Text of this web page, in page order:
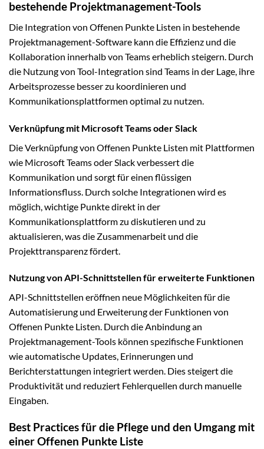
bestehende Projektmanagement-Tools
Die Integration von Offenen Punkte Listen in bestehende
Projektmanagement-Software kann die Effizienz und die
Kollaboration innerhalb von Teams erheblich steigern. Durch
die Nutzung von Tool-Integration sind Teams in der Lage, ihre
Arbeitsprozesse besser zu koordinieren und
Kommunikationsplattformen optimal zu nutzen.
Verknüpfung mit Microsoft Teams oder Slack
Die Verknüpfung von Offenen Punkte Listen mit Plattformen
wie Microsoft Teams oder Slack verbessert die
Kommunikation und sorgt für einen flüssigen
Informationsfluss. Durch solche Integrationen wird es
möglich, wichtige Punkte direkt in der
Kommunikationsplattform zu diskutieren und zu
aktualisieren, was die Zusammenarbeit und die
Projekttransparenz fördert.
Nutzung von API-Schnittstellen für erweiterte Funktionen
API-Schnittstellen eröffnen neue Möglichkeiten für die
Automatisierung und Erweiterung der Funktionen von
Offenen Punkte Listen. Durch die Anbindung an
Projektmanagement-Tools können spezifische Funktionen
wie automatische Updates, Erinnerungen und
Berichterstattungen integriert werden. Dies steigert die
Produktivität und reduziert Fehlerquellen durch manuelle
Eingaben.
Best Practices für die Pflege und den Umgang mit
einer Offenen Punkte Liste